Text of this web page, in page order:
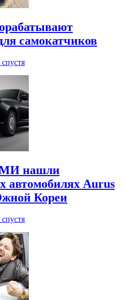
самокатчиков
спустя
нашли
автомобилях Aurus
Кореи
спустя